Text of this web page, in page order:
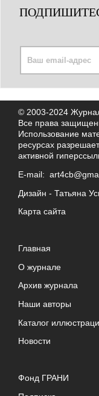
© 2003-2024
Все права
Использование
ресурсах
активной
E-mail:
Дизайн - Татьяна
Карта сайта
Главная
О журнале
Архив журнала
Наши авторы
Каталог
Новости
Фонд ГРАНИ